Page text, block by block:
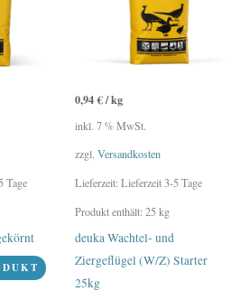
Tage
0,94€/kg
inkl. 7 % MwSt.
zzgl. Versandkosten
Lieferzeit:Lieferzeit 3-5 Tage
Produkt enthält: 25kg
deuka Wachtel- und
Ziergeflügel (W/Z) Starter
25kg